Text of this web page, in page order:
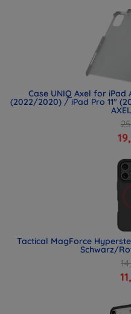
Case UNIQ Axel for iPad
(2022/2020) / iPad Pro 11"
Tactical MagForce
Schwarz/